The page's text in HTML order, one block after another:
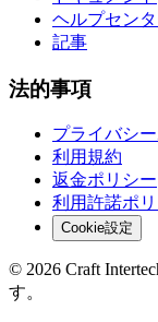
ヘルプセン
記事
法的事項
プライバシ
利用規約
返金ポリシー
利用許諾ポ
Cookie設定
© 2026 Craft
す。